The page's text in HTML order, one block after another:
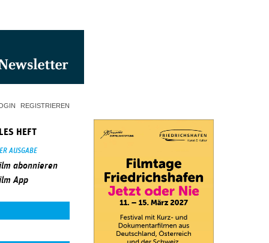
REGISTRIEREN
HEFT
AUSGABE
abonnieren
App